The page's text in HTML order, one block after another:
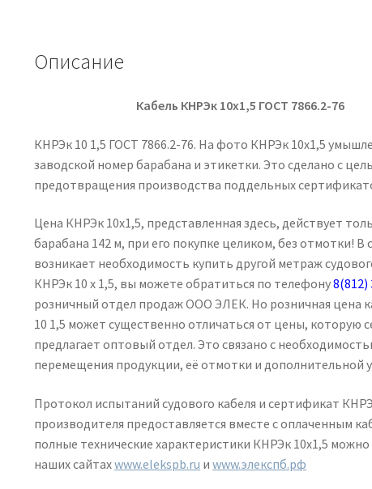
Описание
Кабель КНРЭк 10х1,5 ГОСТ 7866.2-76
КНРЭк 10 1,5 ГОСТ 7866.2-76. На фото КНРЭк 10х1,5
заводской номер барабана и этикетки. Это сделано с
предотвращения производства поддельных
Цена КНРЭк 10х1,5, представленная здесь, действует
барабана 142 м, при его покупке целиком, без отмотки! В
возникает необходимость купить другой метраж
КНРЭк 10 х 1,5, вы можете обратиться по телефону8(812)
розничный отдел продаж ООО ЭЛЕК. Но розничная цена
10 1,5 может существенно отличаться от цены, которую
предлагает оптовый отдел. Это связано с
перемещения продукции, её отмотки и дополнительной
Протокол испытаний судового кабеля и сертификат
производителя предоставляется вместе с оплаченным
полные технические характеристики КНРЭк 10х1,5
наших сайтахwww.elekspb.ru иwww.элекспб.рф